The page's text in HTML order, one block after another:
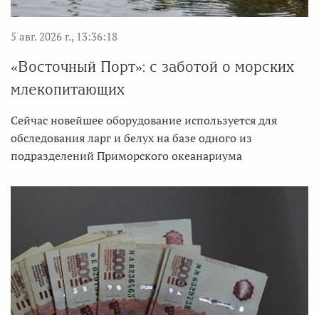
5 авг. 2026 г., 13:36:18
«Восточный Порт»: с заботой о морских
млекопитающих
Сейчас новейшее оборудование используется для
обследования ларг и белух на базе одного из
подразделений Приморского океанариума